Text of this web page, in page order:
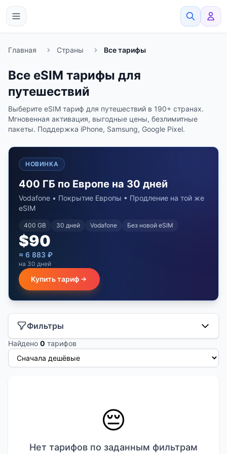
Главная Страны Все тарифы
Все eSIM тарифы для
путешествий
Выберите eSIM тариф для путешествий в 190+ странах.
Мгновенная активация, выгодные цены, безлимитные
пакеты. Поддержка iPhone, Samsung, Google Pixel.
НОВИНКА
400 ГБ по Европе на 30 дней
Vodafone • Покрытие Европы • Продление на той же
eSIM
400 GB 30 дней Vodafone Без новой eSIM
$90
≈ 6 883 ₽
на 30 дней
Купить тариф
Фильтры
Найдено 0 тарифов
😔
Нет тарифов по заданным фильтрам